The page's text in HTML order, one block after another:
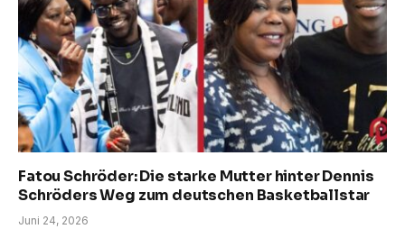
Fatou Schröder: Die starke Mutter hinter Dennis
Schröders Weg zum deutschen Basketballstar
Juni 24, 2026